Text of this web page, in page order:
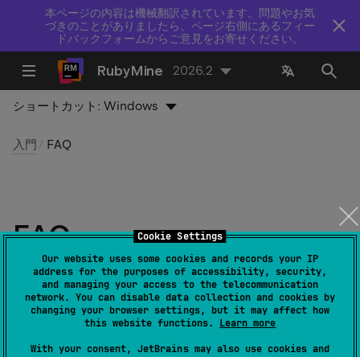
Cookie Settings
Our website uses some cookies and records your IP
address for the purposes of accessibility, security,
and managing your access to the telecommunication
network. You can disable data collection and cookies by
changing your browser settings, but it may affect how
this website functions. Learn more
With your consent, JetBrains may also use cookies and
本ページの内容は機械翻訳されています。問題やお気
づきのことがありましたら、ページ右側にあるフィー
ドバックフォームからご意見をお寄せください。
RubyMine 2026.2
ショートカット:Windows
入門 FAQ
FAQ
最終更新日： 2026 年 7 月 14 日
RubyMine を無料または割引で入手する方法は？